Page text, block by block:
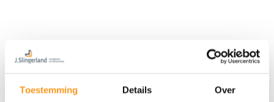
Toestemming Details Over